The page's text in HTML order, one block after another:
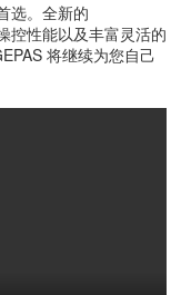
选。全新的
控性能以及丰富灵活的
将继续为您自己